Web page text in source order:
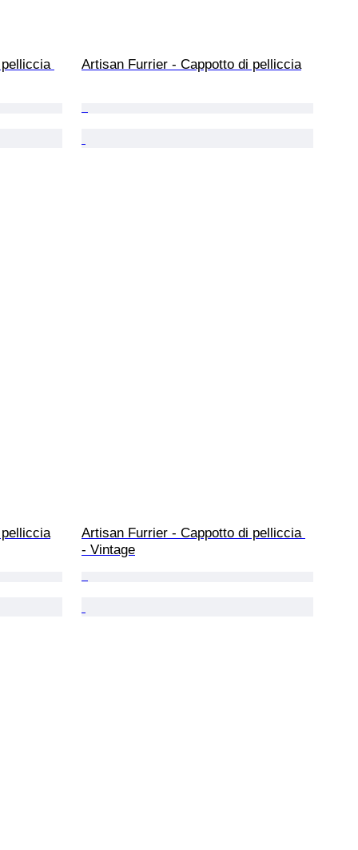
Artisan Furrier - Cappotto di pelliccia
Artisan Furrier - Cappotto di pelliccia
- Vintage